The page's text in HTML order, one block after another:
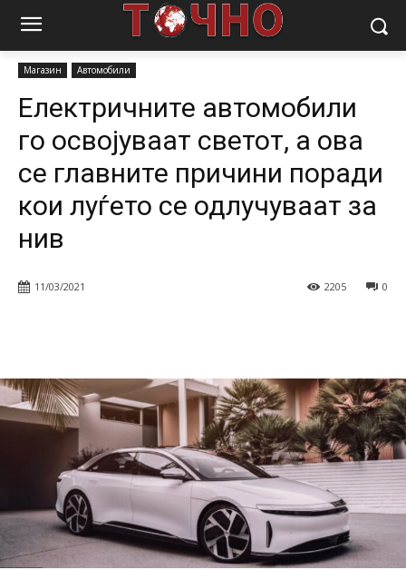
Почетна Автомобили
Електричните автомобили го
Магазин Автомобили
Електричните автомобили
го освојуваат светот, а ова
се главните причини поради
кои луѓето се одлучуваат за
нив
11/03/2021 0
2205